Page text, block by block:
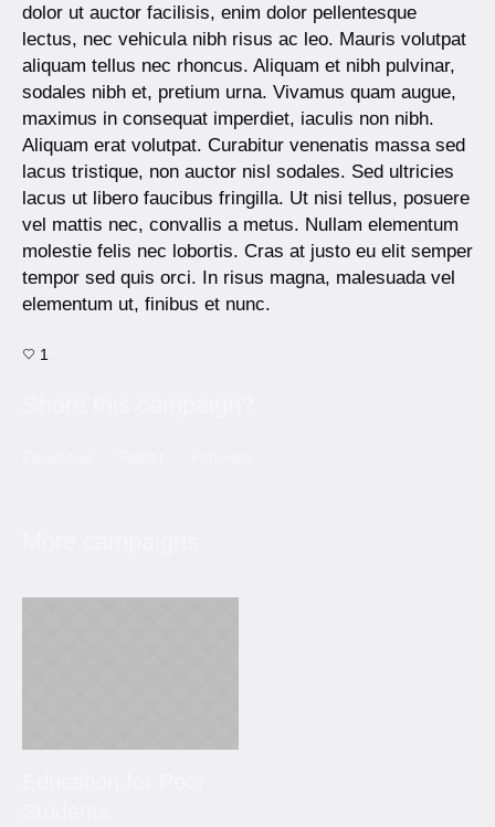
dolor ut auctor facilisis, enim dolor pellentesque
lectus, nec vehicula nibh risus ac leo. Mauris volutpat
aliquam tellus nec rhoncus. Aliquam et nibh pulvinar,
sodales nibh et, pretium urna. Vivamus quam augue,
maximus in consequat imperdiet, iaculis non nibh.
Aliquam erat volutpat. Curabitur venenatis massa sed
lacus tristique, non auctor nisl sodales. Sed ultricies
lacus ut libero faucibus fringilla. Ut nisi tellus, posuere
vel mattis nec, convallis a metus. Nullam elementum
molestie felis nec lobortis. Cras at justo eu elit semper
tempor sed quis orci. In risus magna, malesuada vel
elementum ut, finibus et nunc.
1